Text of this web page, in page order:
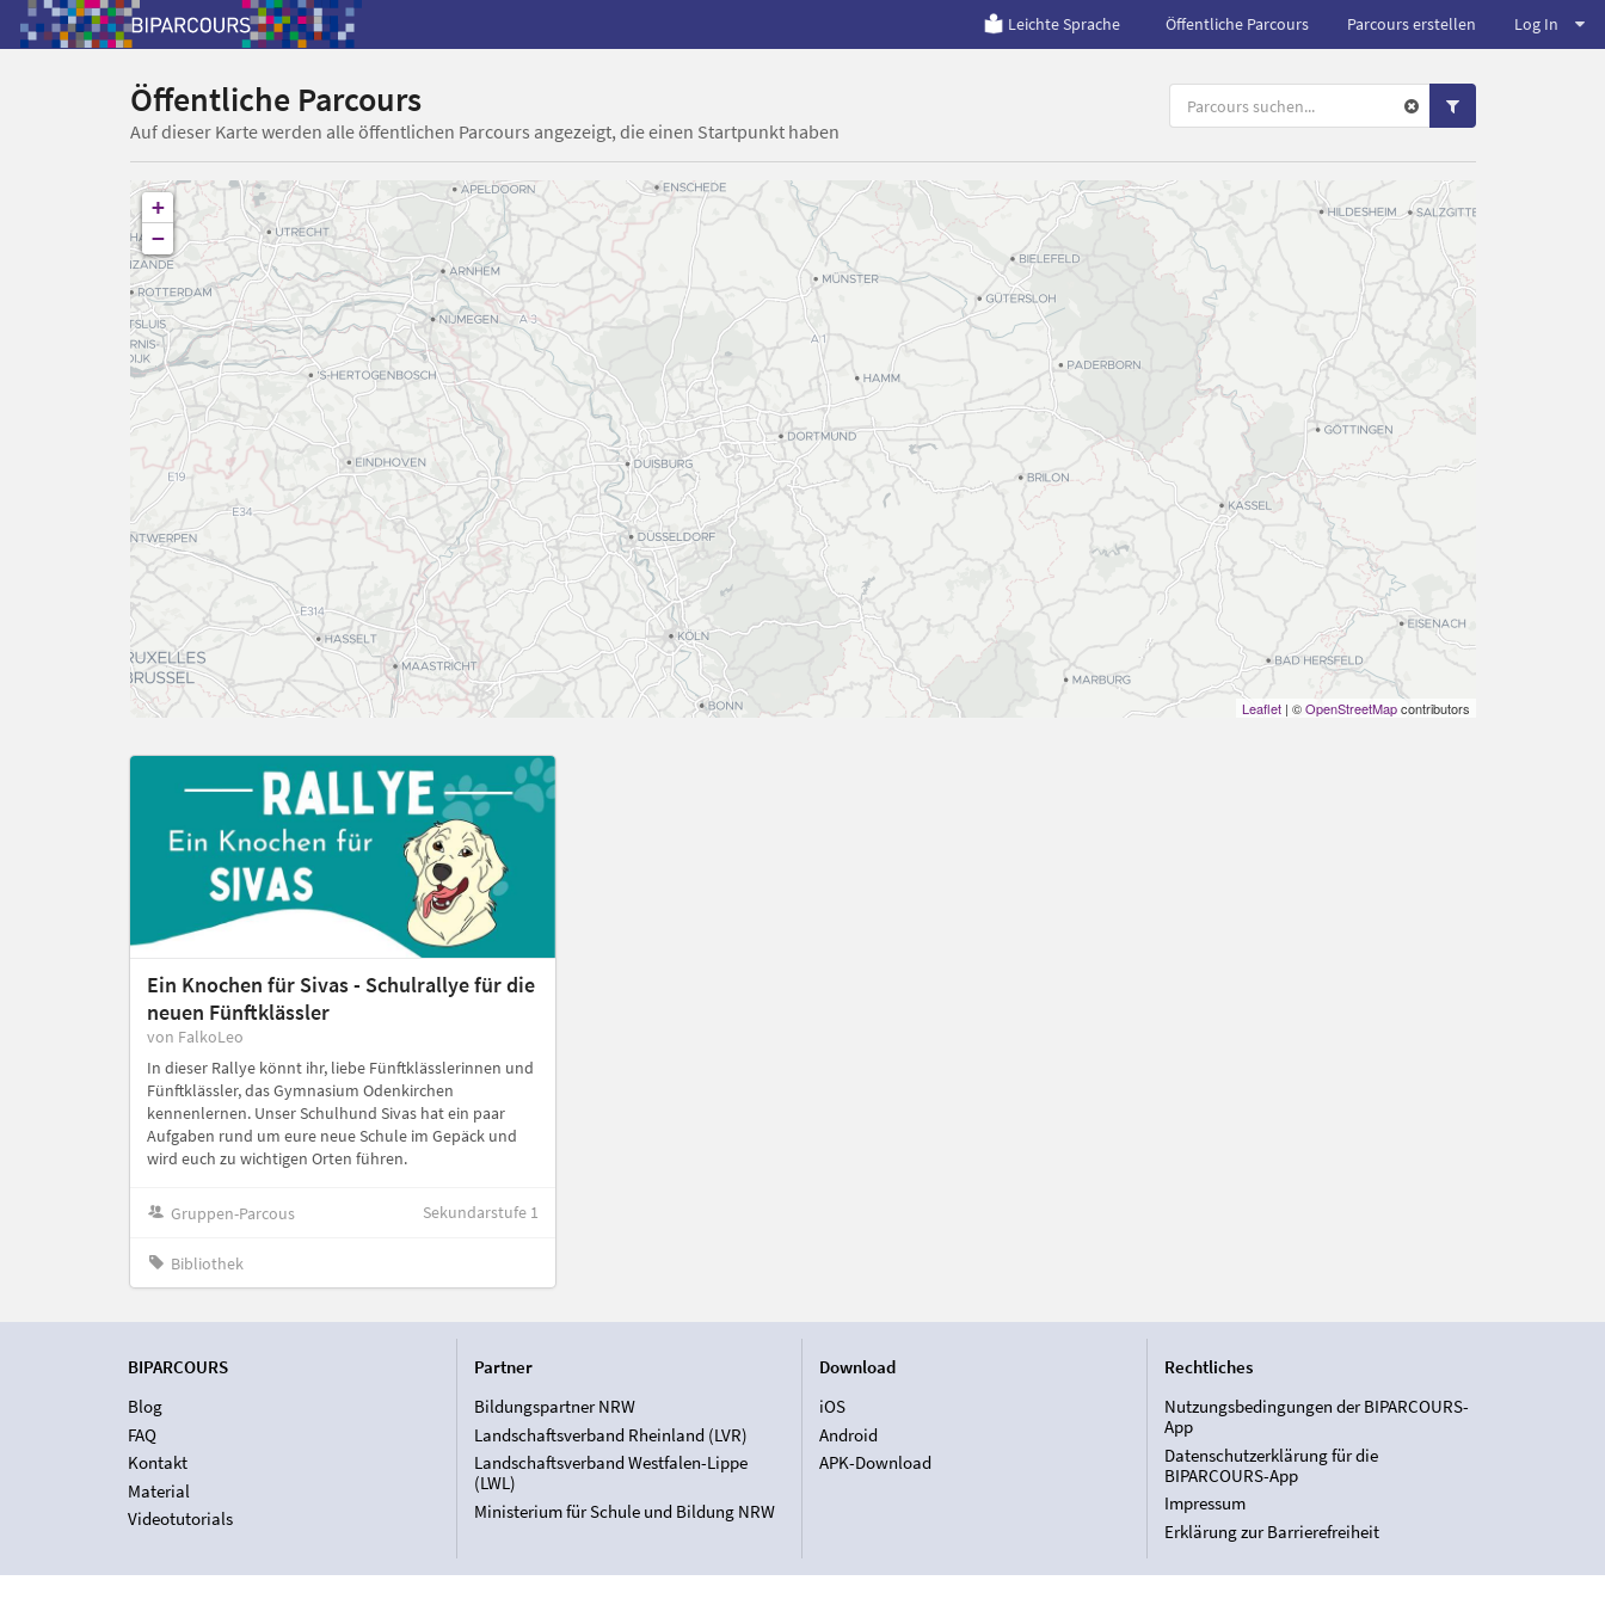
Leichte Sprache Öffentliche Parcours Parcours erstellen Log In
Öffentliche Parcours
Auf dieser Karte werden alle öffentlichen Parcours angezeigt, die einen Startpunkt haben
+
−
Leaflet| ©OpenStreetMapcontributors
Ein Knochen für Sivas - Schulrallye für die
neuen Fünftklässler
von FalkoLeo
In dieser Rallye könnt ihr, liebe Fünftklässlerinnen und
Fünftklässler, das Gymnasium Odenkirchen
kennenlernen. Unser Schulhund Sivas hat ein paar
Aufgaben rund um eure neue Schule im Gepäck und
wird euch zu wichtigen Orten führen.
Gruppen-Parcous Sekundarstufe 1
Bibliothek
BIPARCOURS
Blog
FAQ
Kontakt
Material
Videotutorials
Partner
Bildungspartner NRW
Landschaftsverband Rheinland (LVR)
Landschaftsverband Westfalen-Lippe
(LWL)
Ministerium für Schule und Bildung NRW
Download
iOS
Android
APK-Download
Rechtliches
Nutzungsbedingungen der BIPARCOURS-
App
Datenschutzerklärung für die
BIPARCOURS-App
Impressum
Erklärung zur Barrierefreiheit